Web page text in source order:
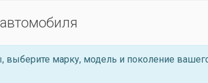
выберите марку, модель и поколение